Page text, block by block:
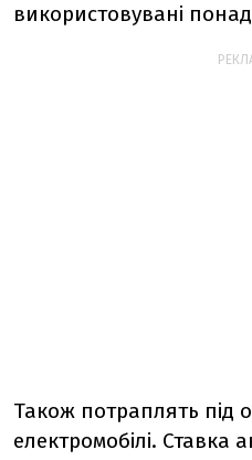
використовувані
Також потраплять під
електромобілі. Ставка